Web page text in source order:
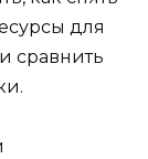
для
сравнить